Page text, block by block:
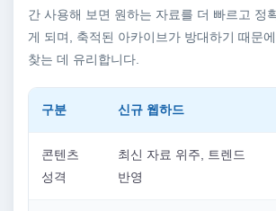
간 사용해 보면 원하는 자료를 더 빠르고 정
게 되며, 축적된 아카이브가 방대하기 때문
찾는 데 유리합니다.
구분 신규 웹하드
콘텐츠
성격
최신 자료 위주, 트렌드
반영